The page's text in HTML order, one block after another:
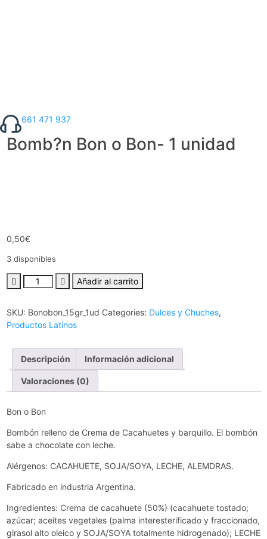
661 471 937
Bomb?n Bon o Bon- 1 unidad
0,50€
3 disponibles
Añadir al carrito
SKU: Bonobon_15gr_1ud Categories: Dulces y Chuches,
Productos Latinos
Descripción Información adicional
Valoraciones (0)
Bon o Bon
Bombón relleno de Crema de Cacahuetes y barquillo. El bombón
sabe a chocolate con leche.
Alérgenos: CACAHUETE, SOJA/SOYA, LECHE, ALEMDRAS.
Fabricado en industria Argentina.
Ingredientes: Crema de cacahuete (50%) (cacahuete tostado;
azúcar; aceites vegetales (palma interesterificado y fraccionado,
girasol alto oleico y SOJA/SOYA totalmente hidrogenado); LECHE